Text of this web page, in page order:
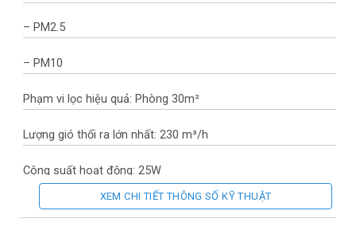
– PM2.5
– PM10
Phạm vi lọc hiệu quả: Phòng 30m²
Lượng gió thổi ra lớn nhất: 230 m³/h
Công suất hoạt động: 25W
Bộ lọc bụi cho máy: Màng lọc HEPA H13
XEM CHI TIẾT THÔNG SỐ KỸ THUẬT